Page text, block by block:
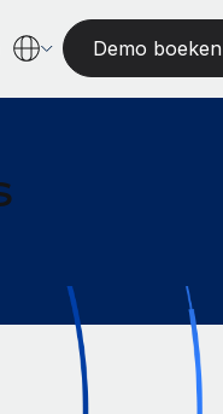
Demo boeken